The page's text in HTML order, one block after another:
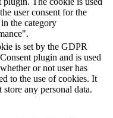
user consent for the
the category
is set by the GDPR
plugin and is used
or not user has
to the use of cookies. It
store any personal data.